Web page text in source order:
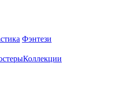
Фэнтези
Коллекции